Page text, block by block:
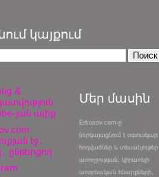
կայքում
&
յան ալիք
էջ․
ընթերցող
Մեր մասին
Erkusov.com-ը
ներկայացնում է օգտակար
հոդվածներ և տեսանյութեր
առողջության, կիրառելի
առօրեական հնարքների,